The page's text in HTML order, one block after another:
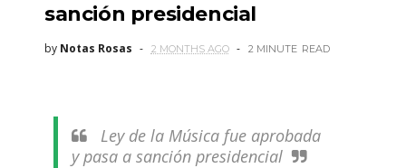
sanción presidencial
by Notas Rosas 2 MONTHS AGO 2 MINUTE READ
Ley de la Música fue aprobada
y pasa a sanción presidencial